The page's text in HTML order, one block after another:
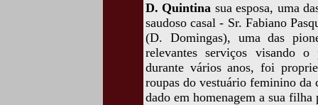
D. Quintina sua esposa, uma
saudoso casal - Sr. Fabiano
(D. Domingas), uma das
relevantes serviços visando
durante vários anos, foi
roupas do vestuário feminino da
dado em homenagem a sua